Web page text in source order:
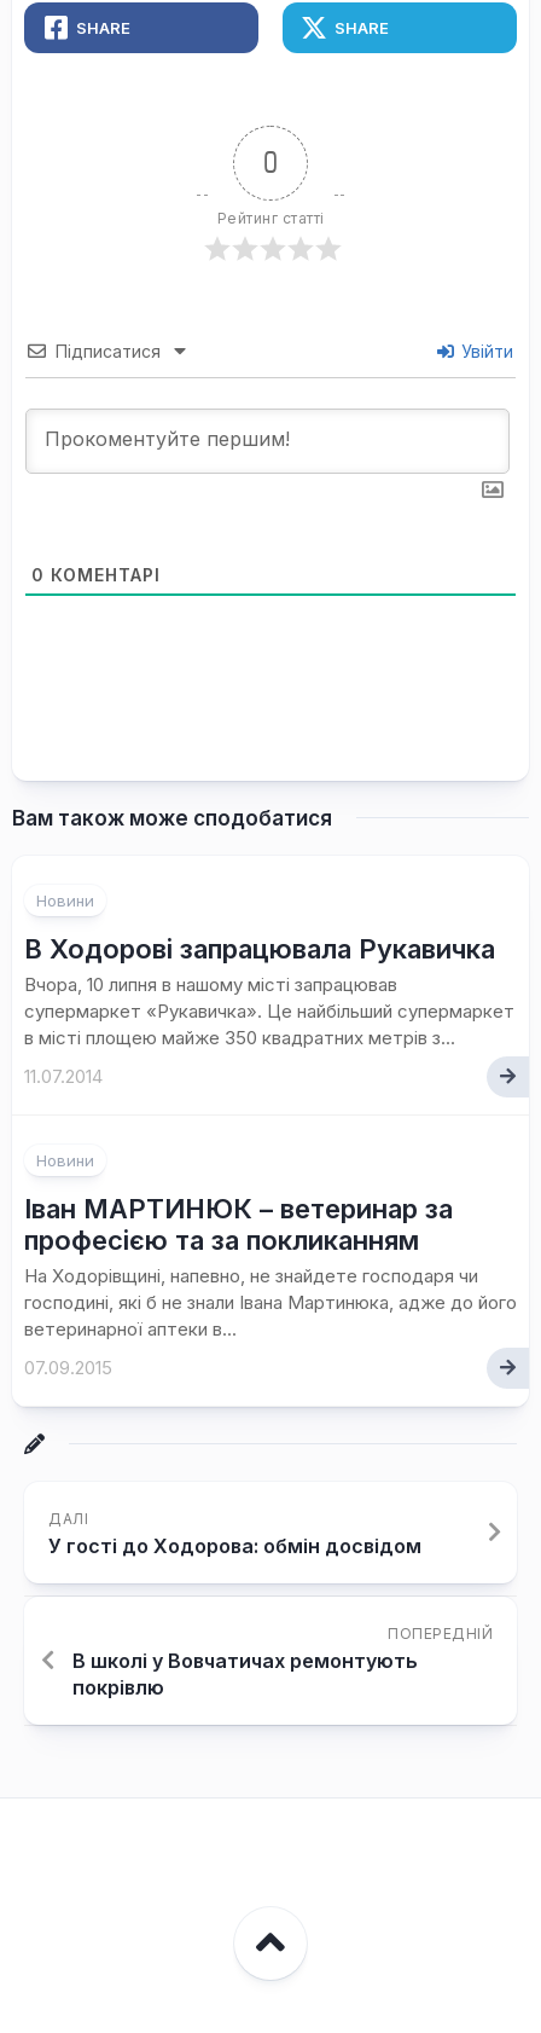
SHARE SHARE
0
Рейтинг статті
Підписатися Увійти
0 КОМЕНТАРІ
Вам також може сподобатися
Новини
В Ходорові запрацювала Рукавичка
Вчора, 10 липня в нашому місті запрацював
супермаркет «Рукавичка». Це найбільший супермаркет
в місті площею майже 350 квадратних метрів з...
11.07.2014
Новини
Іван МАРТИНЮК – ветеринар за
професією та за покликанням
На Ходорівщині, напевно, не знайдете господаря чи
господині, які б не знали Івана Мартинюка, адже до його
ветеринарної аптеки в...
07.09.2015
ДАЛІ
У гості до Ходорова: обмін досвідом
ПОПЕРЕДНІЙ
В школі у Вовчатичах ремонтують
покрівлю